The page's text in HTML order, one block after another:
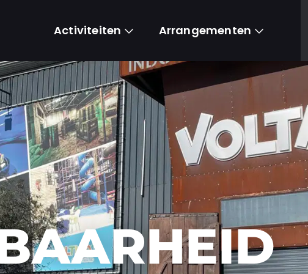
Activiteiten Arrangementen